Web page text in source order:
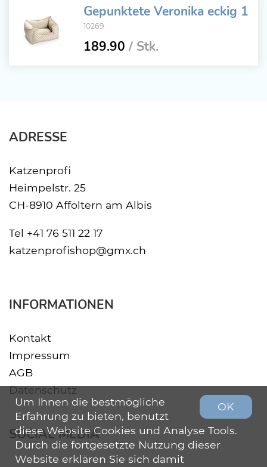
Gepunktete Veronika eckig 1
10269
189.90 / Stk.
ADRESSE
Katzenprofi
Heimpelstr. 25
CH-8910 Affoltern am Albis
Tel +41 76 511 22 17
katzenprofishop@gmx.ch
INFORMATIONEN
Kontakt
Impressum
AGB
Datenschutz
SOCIAL MEDIA
OK
Um Ihnen die bestmögliche
Erfahrung zu bieten, benutzt
diese Website Cookies und Analyse Tools.
Durch die fortgesetzte Nutzung dieser
Website erklären Sie sich damit